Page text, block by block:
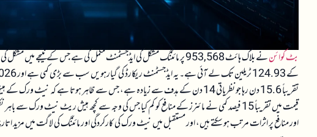
بٹ کوائن
تقریباً 15.6 دن رہا جو نظریاتی 14 دن کے ہدف سے زیادہ ہے، جس سے ظاہر ہوتا ہے
قیمت میں تقریباً 15 فیصد کمی نے مائنرز کے منافع کو کم کیا جس کی وجہ سے کچھ ہیش ریٹ نیٹ
اور منافع پر اثرات مرتب ہو سکتے ہیں، اور مستقبل میں نیٹ ورک کی کارکردگی اور مائننگ کی لاگت میں مزید